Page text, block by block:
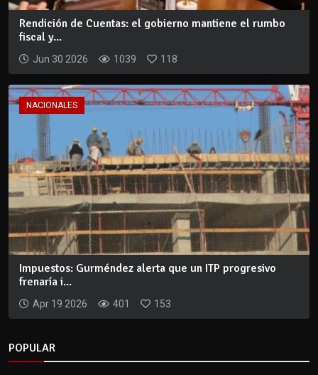
Rendición de Cuentas: el gobierno mantiene el rumbo
fiscal y...
Jun 30 2026 1039 118
NACIONALES
Impuestos: Gurméndez alerta que un ITP progresivo
frenaría i...
Apr 19 2026 401 153
POPULAR